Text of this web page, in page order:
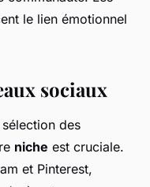
le lien émotionnel
sociaux
des
niche est cruciale.
et Pinterest,